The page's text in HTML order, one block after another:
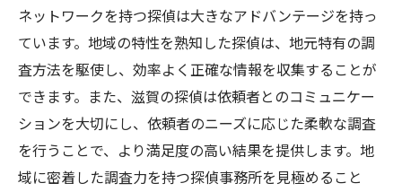
ネットワークを持つ探偵は大きなアドバンテージを持っ
ています。地域の特性を熟知した探偵は、地元特有の調
査方法を駆使し、効率よく正確な情報を収集することが
できます。また、滋賀の探偵は依頼者とのコミュニケー
ションを大切にし、依頼者のニーズに応じた柔軟な調査
を行うことで、より満足度の高い結果を提供します。地
域に密着した調査力を持つ探偵事務所を見極めること